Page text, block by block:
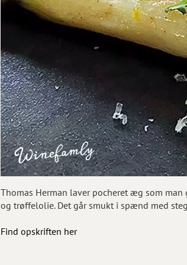
Thomas Herman laver pocheret æg som man
og trøffelolie. Det går smukt i spænd med
Find opskriften her